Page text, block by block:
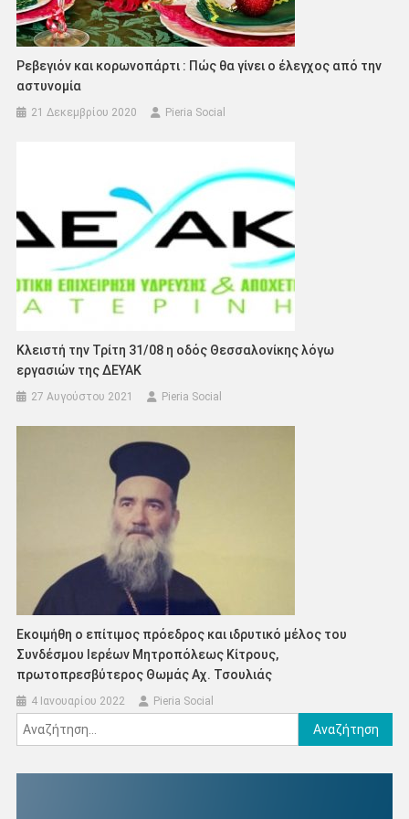
Ρεβεγιόν και κορωνοπάρτι : Πώς θα γίνει ο έλεγχος από την
αστυνομία
21 Δεκεμβρίου 2020 Pieria Social
Κλειστή την Τρίτη 31/08 η οδός Θεσσαλονίκης λόγω
εργασιών της ΔΕΥΑΚ
27 Αυγούστου 2021 Pieria Social
Εκοιμήθη ο επίτιμος πρόεδρος και ιδρυτικό μέλος του
Συνδέσμου Ιερέων Μητροπόλεως Κίτρους,
πρωτοπρεσβύτερος Θωμάς Αχ. Τσουλιάς
4 Ιανουαρίου 2022 Pieria Social
Αναζήτηση
για: